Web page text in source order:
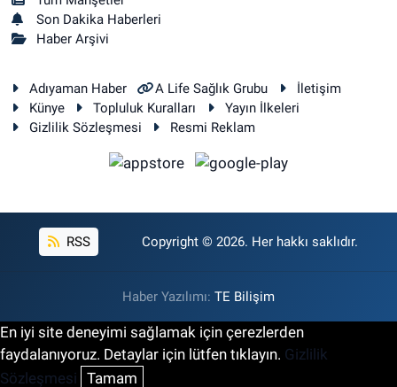
Son Dakika Haberleri
Haber Arşivi
Adıyaman Haber A Life Sağlık Grubu
İletişim
Künye
Topluluk Kuralları
Yayın İlkeleri
Gizlilik Sözleşmesi
Resmi Reklam
RSS Copyright © 2026. Her hakkı saklıdır.
Haber Yazılımı: TE Bilişim
En iyi site deneyimi sağlamak için çerezlerden
faydalanıyoruz. Detaylar için lütfen tıklayın. Gizlilik
Sözleşmesi Tamam